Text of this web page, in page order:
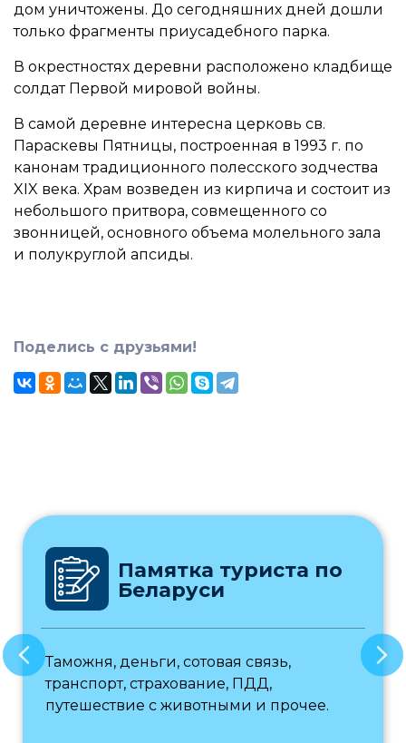
дом уничтожены. До сегодняшних дней дошли
только фрагменты приусадебного парка.
В окрестностях деревни расположено кладбище
солдат Первой мировой войны.
В самой деревне интересна церковь св.
Параскевы Пятницы, построенная в 1993 г. по
канонам традиционного полесского зодчества
XIX века. Храм возведен из кирпича и состоит из
небольшого притвора, совмещенного со
звонницей, основного объема молельного зала
и полукруглой апсиды.
Поделись с друзьями!
Памятка туриста по
Беларуси
Таможня, деньги, сотовая связь,
транспорт, страхование, ПДД,
путешествие с животными и прочее.